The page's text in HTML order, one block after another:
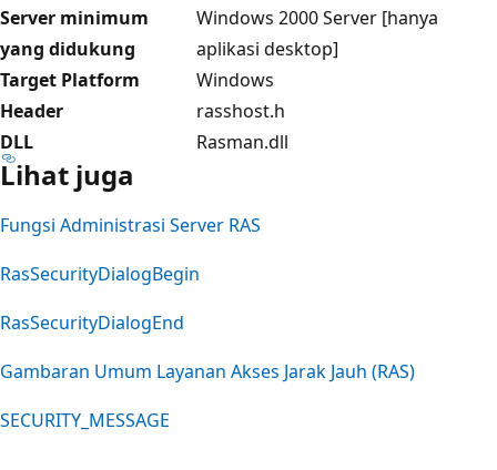
Server minimum
yang didukung
Windows 2000 Server [hanya
aplikasi desktop]
Target Platform
Windows
Header
rasshost.h
DLL
Rasman.dll
Lihat juga
Fungsi Administrasi Server RAS
RasSecurityDialogBegin
RasSecurityDialogEnd
Gambaran Umum Layanan Akses Jarak Jauh (RAS)
SECURITY_MESSAGE